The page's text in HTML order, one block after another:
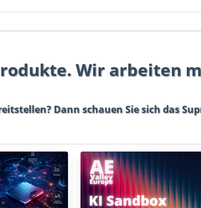
Wir arbeiten
Dann schauen Sie sich das